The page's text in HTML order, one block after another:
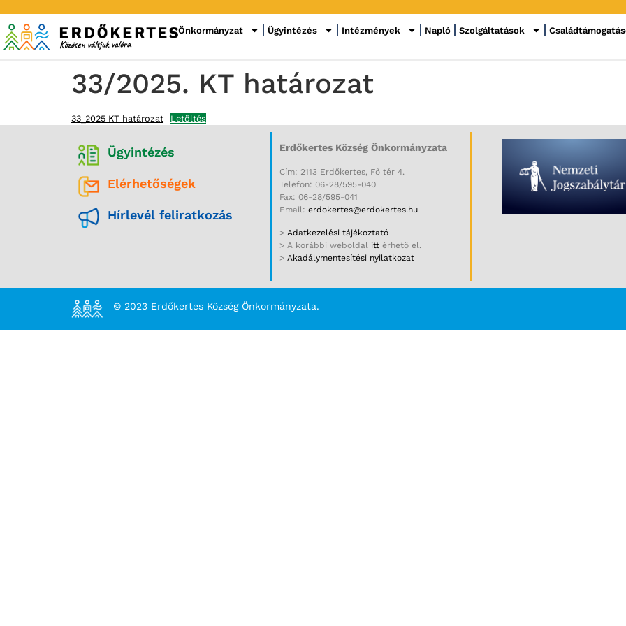
Önkormányzat Ügyintézés Intézmények Napló Szolgáltatások
33/2025. KT határozat
33_2025 KT határozat Letöltés
Ügyintézés
Elérhetőségek
Hírlevél feliratkozás
Erdőkertes Község Önkormányzata
Cím: 2113 Erdőkertes, Fő tér 4.
Telefon: 06-28/595-040
Fax: 06-28/595-041
Email: erdokertes@erdokertes.hu
> Adatkezelési tájékoztató
> A korábbi weboldal itt érhető el.
> Akadálymentesítési nyilatkozat
© 2023 Erdőkertes Község Önkormányzata.